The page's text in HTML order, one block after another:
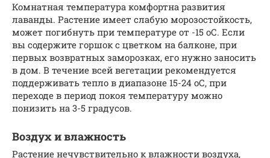
Комнатная температура комфортна развития
лаванды. Растение имеет слабую морозостойкость,
может погибнуть при температуре от -15 оС. Если
вы содержите горшок с цветком на балконе, при
первых возвратных заморозках, его нужно заносить
в дом. В течение всей вегетации рекомендуется
поддерживать тепло в диапазоне 15-24 оС, при
переходе в период покоя температуру можно
понизить на 3-5 градусов.
Воздух и влажность
Растение нечувствительно к влажности воздуха,